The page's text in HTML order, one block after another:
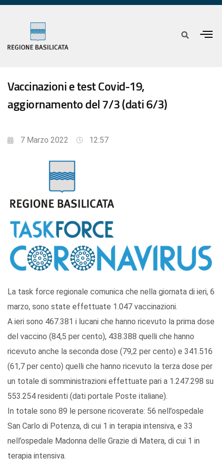
Vaccinazioni e test Covid-19,
aggiornamento del 7/3 (dati 6/3)
7 Marzo 2022 12:57
La task force regionale comunica che nella giornata di ieri, 6
marzo, sono state effettuate 1.047 vaccinazioni.
A ieri sono 467.381 i lucani che hanno ricevuto la prima dose
del vaccino (84,5 per cento), 438.388 quelli che hanno
ricevuto anche la seconda dose (79,2 per cento) e 341.516
(61,7 per cento) quelli che hanno ricevuto la terza dose per
un totale di somministrazioni effettuate pari a 1.247.298 su
553.254 residenti (dati portale Poste italiane).
In totale sono 89 le persone ricoverate: 56 nell’ospedale
San Carlo di Potenza, di cui 1 in terapia intensiva, e 33
nell’ospedale Madonna delle Grazie di Matera, di cui 1 in
terapia intensiva.